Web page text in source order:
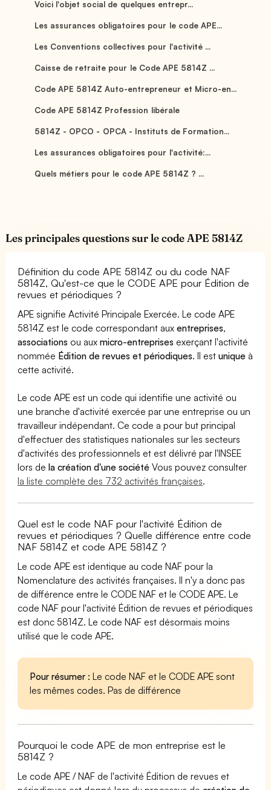
Voici l'objet social de quelques entrepr...
Les assurances obligatoires pour le code APE...
Les Conventions collectives pour l'activité ...
Caisse de retraite pour le Code APE 5814Z ...
Code APE 5814Z Auto-entrepreneur et Micro-en...
Code APE 5814Z Profession libérale
5814Z - OPCO - OPCA - Instituts de Formation...
Les assurances obligatoires pour l'activité:...
Quels métiers pour le code APE 5814Z ? ...
Les principales questions sur le code APE 5814Z
Définition du code APE 5814Z ou du code NAF
5814Z, Qu'est-ce que le CODE APE pour Édition de
revues et périodiques ?
APE signifie Activité Principale Exercée. Le code APE
5814Z est le code correspondant auxentreprises,
associations ou auxmicro-entreprises exerçant l'activité
nommée Édition de revues et périodiques. Il estunique à
cette activité.
Le code APE est un code qui identifie une activité ou
une branche d'activité exercée par une entreprise ou un
travailleur indépendant. Ce code a pour but principal
d'effectuer des statistiques nationales sur les secteurs
d'activités des professionnels et est délivré par l'INSEE
lors dela création d'une société Vous pouvez consulter
la liste complète des 732 activités françaises.
Quel est le code NAF pour l'activité Édition de
revues et périodiques ? Quelle différence entre code
NAF 5814Z et code APE 5814Z ?
Le code APE est identique au code NAF pour la
Nomenclature des activités françaises. Il n'y a donc pas
de différence entre le CODE NAF et le CODE APE. Le
code NAF pour l'activité Édition de revues et périodiques
est donc 5814Z. Le code NAF est désormais moins
utilisé que le code APE.
Pour résumer : Le code NAF et le CODE APE sont
les mêmes codes. Pas de différence
Pourquoi le code APE de mon entreprise est le
5814Z ?
Le code APE / NAF de l'activité Édition de revues et